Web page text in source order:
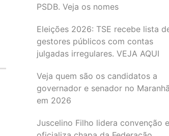
PSDB. Veja os nomes
Eleições 2026: TSE recebe lista
gestores públicos com contas
julgadas irregulares. VEJA AQUI
Veja quem são os candidatos a
governador e senador no
em 2026
Juscelino Filho lidera convenção e